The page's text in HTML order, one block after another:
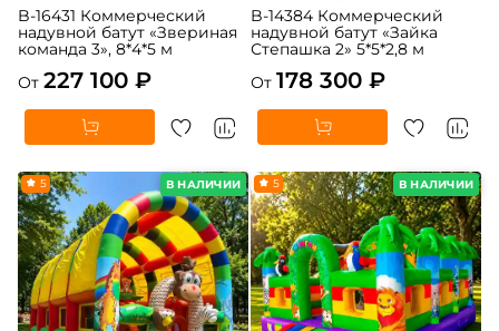
B-16431 Коммерческий
надувной батут «Звериная
команда 3», 8*4*5 м
От 227 100 ₽
B-14384 Коммерческий
надувной батут «Зайка
Степашка 2» 5*5*2,8 м
От 178 300 ₽
В НАЛИЧИИ
5 В НАЛИЧИИ
5